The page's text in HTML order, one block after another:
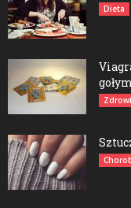
Dieta